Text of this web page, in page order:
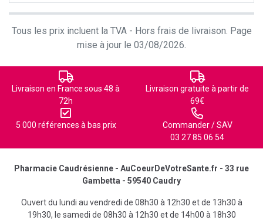
Tous les prix incluent la TVA - Hors frais de livraison. Page
mise à jour le 03/08/2026.
Livraison en France sous 48 à
72h
Livraison gratuite à partir de
69€
5 000 références à bas prix
Commander / SAV
03 27 85 06 54
Pharmacie Caudrésienne - AuCoeurDeVotreSante.fr - 33 rue
Gambetta - 59540 Caudry
Ouvert du lundi au vendredi de 08h30 à 12h30 et de 13h30 à
19h30, le samedi de 08h30 à 12h30 et de 14h00 à 18h30